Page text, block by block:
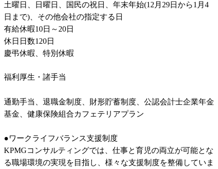
土曜日、日曜日、国民の祝日、年末年始(12月29日から1月4
日まで)、その他会社の指定する日
有給休暇10日～20日
休日日数120日
慶弔休暇、特別休暇
福利厚生・諸手当
通勤手当、退職金制度、財形貯蓄制度、公認会計士企業年金
基金、健康保険組合カフェテリアプラン
●ワークライフバランス支援制度
KPMGコンサルティングでは、仕事と育児の両立が可能とな
る職場環境の実現を目指し、様々な支援制度を整備していま